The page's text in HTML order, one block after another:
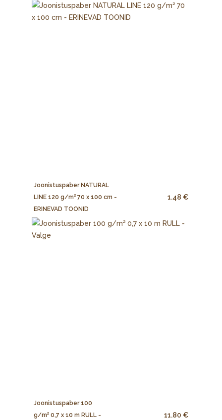
Joonistuspaber NATURAL
LINE 120 g/m² 70 x 100 cm -
ERINEVAD TOONID
1.48 €
Joonistuspaber 100
g/m² 0,7 x 10 m RULL -
11.80 €